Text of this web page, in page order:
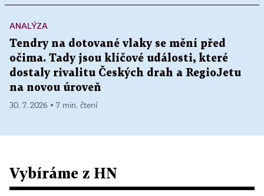
ANALÝZA
Tendry na dotované vlaky se mění před
očima. Tady jsou klíčové události, které
dostaly rivalitu Českých drah a RegioJetu
na novou úroveň
30. 7. 2026 ▪ 7 min. čtení
Vybíráme z HN